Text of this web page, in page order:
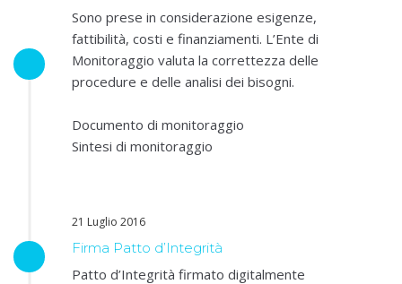
Sono prese in considerazione esigenze,
fattibilità, costi e finanziamenti. L’Ente di
Monitoraggio valuta la correttezza delle
procedure e delle analisi dei bisogni.
Documento di monitoraggio
Sintesi di monitoraggio
21 Luglio 2016
Firma Patto d’Integrità
Patto d’Integrità firmato digitalmente